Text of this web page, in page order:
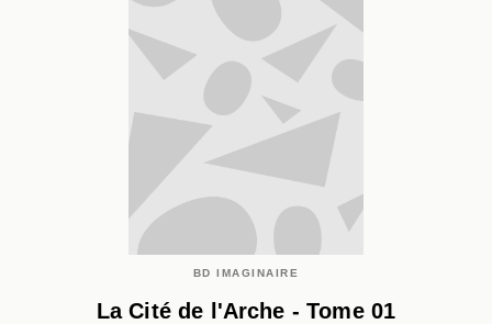
BD IMAGINAIRE
La Cité de l'Arche - Tome 01